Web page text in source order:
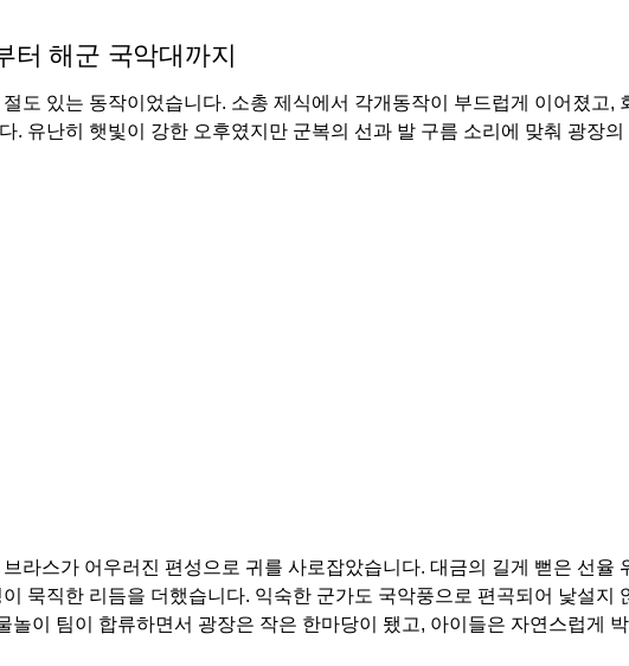
터 해군 국악대까지
도 있는 동작이었습니다. 소총 제식에서 각개동작이 부드럽게 이어졌고,
. 유난히 햇빛이 강한 오후였지만 군복의 선과 발 구름 소리에 맞춰 광장의
라스가 어우러진 편성으로 귀를 사로잡았습니다. 대금의 길게 뻗은 선율
묵직한 리듬을 더했습니다. 익숙한 군가도 국악풍으로 편곡되어 낯설지
놀이 팀이 합류하면서 광장은 작은 한마당이 됐고, 아이들은 자연스럽게